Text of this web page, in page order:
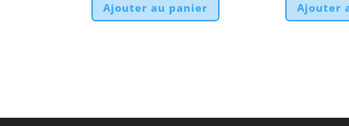
Ajouter au panier Ajouter